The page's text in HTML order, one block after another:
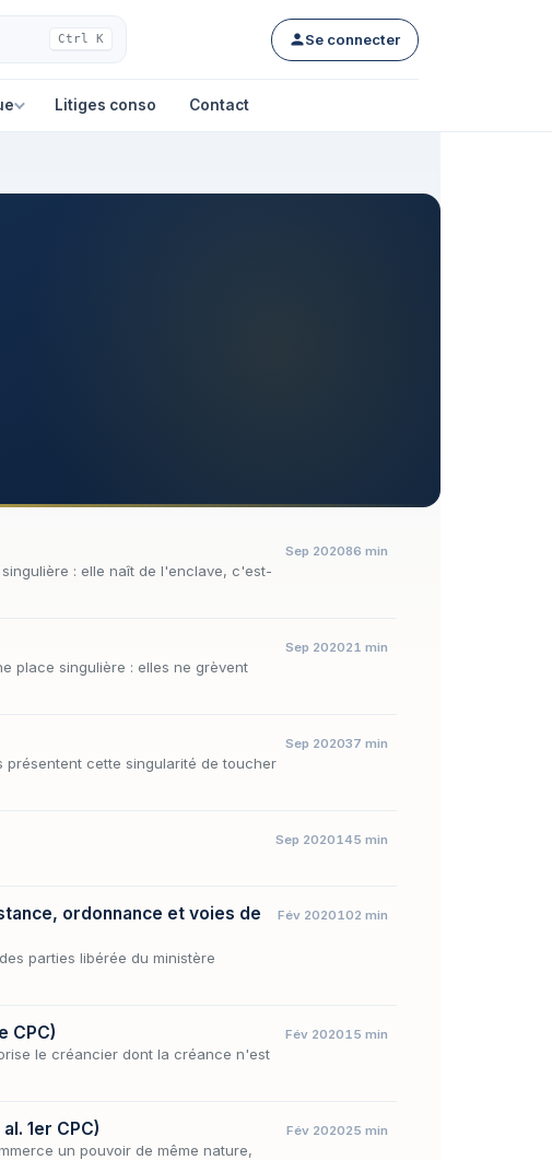
Ctrl K Se connecter
Litiges conso Contact
: elle naît de l'enclave, c'est-
Sep 202086 min
place singulière : elles ne grèvent
Sep 202021 min
présentent cette singularité de toucher
Sep 202037 min
Sep 2020145 min
ordonnance et voies de
parties libérée du ministère
Fév 2020102 min
CPC)
le créancier dont la créance n'est
Fév 202015 min
1er CPC)
un pouvoir de même nature,
Fév 202025 min